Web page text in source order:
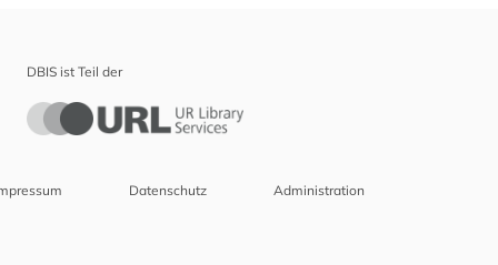
DBIS ist Teil der
Datenschutz Administration